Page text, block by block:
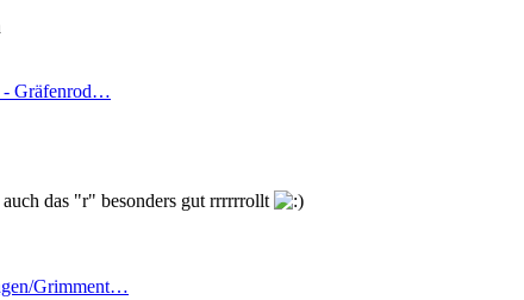
- Gräfenrod…
das "r" besonders gut rrrrrrollt
Grimment…